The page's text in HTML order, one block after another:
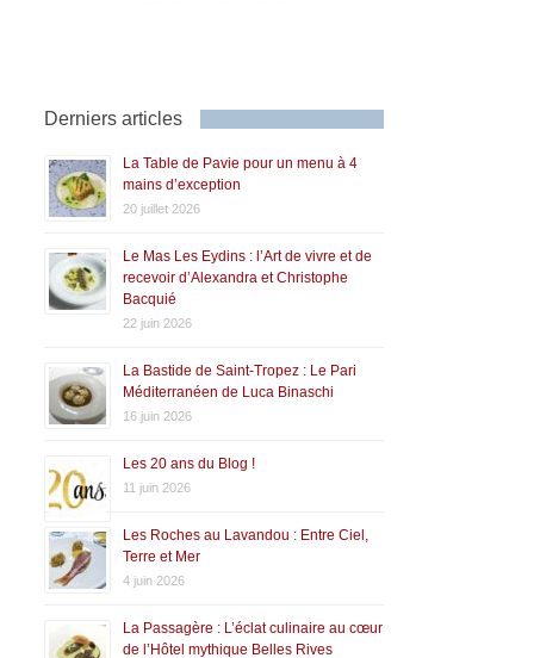
Derniers articles
La Table de Pavie pour un menu à 4
mains d’exception
20 juillet 2026
Le Mas Les Eydins : l’Art de vivre et de
recevoir d’Alexandra et Christophe
Bacquié
22 juin 2026
La Bastide de Saint-Tropez : Le Pari
Méditerranéen de Luca Binaschi
16 juin 2026
Les 20 ans du Blog !
11 juin 2026
Les Roches au Lavandou : Entre Ciel,
Terre et Mer
4 juin 2026
La Passagère : L’éclat culinaire au cœur
de l’Hôtel mythique Belles Rives